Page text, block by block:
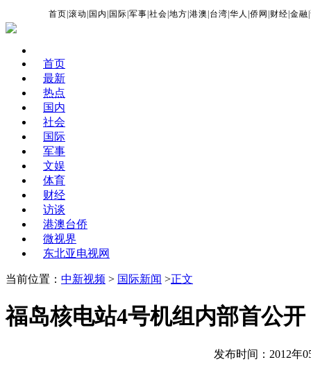
首页 |滚动 国内 国际 |军事 |社会 |地方 |港澳 台湾 |华人 |侨网 财经 |金融 |
首页
最新
热点
国内
社会
国际
军事
文娱
体育
财经
访谈
港澳台侨
微视界
东北亚电视网
当前位置： 中新视频 > 国际新闻 >正文
福岛核电站4号机组内部首公
发布时间：2012年